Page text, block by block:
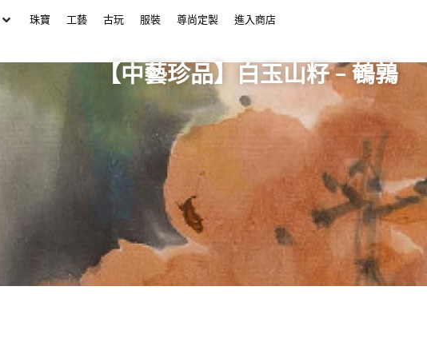
珠寶 工藝 古玩 服裝 尊尚定製 進入商店
【中藝珍品】白玉山籽 – 鵪鶉